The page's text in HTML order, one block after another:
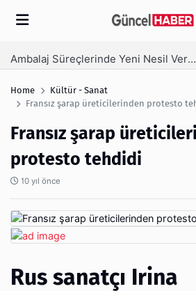
Ambalaj Süreçlerinde Yeni Nesil Verimliliği Olimpack ile Yakalayın
Home
Kültür - Sanat
Fransız şarap üreticilerinden protesto
Fransız şarap
protesto tehdidi
10 yıl önce
Rus sanatçı Irina